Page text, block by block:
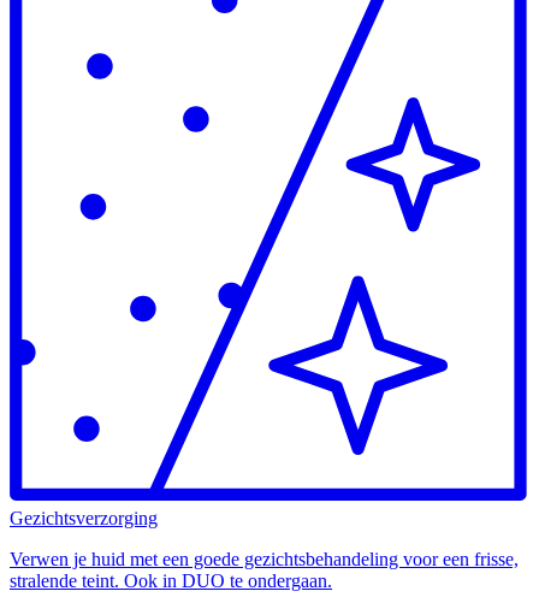
Gezichtsverzorging
Verwen je huid met een goede gezichtsbehandeling voor een frisse,
stralende teint. Ook in DUO te ondergaan.